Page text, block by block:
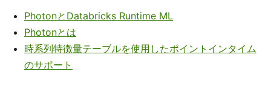
PhotonとDatabricks Runtime ML
Photonとは
時系列特徴量テーブルを使用したポイントインタイム
のサポート